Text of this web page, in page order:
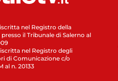
nel Registro della
il Tribunale di Salerno al
nel Registro degli
di Comunicazione c/o
al n. 20133